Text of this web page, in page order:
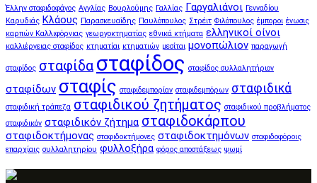
Έλλην σταφιδοφάγος Αγγλίας Βουρλούμης Γαλλίας Γαργαλιάνοι Γενναδίου
Καρυδιάς Κλάους Παρασκευαΐδης Παυλόπουλος Στρέιτ Φιλόπουλος έμποροι ένωσις
καρπών Καλλιφόρνιας γεωργοκτηματίας εθνικά κτήματα ελληνικοί οίνοι
καλλιέργειας σταφίδος κτηματίαι κτηματιών μεσίται μονοπώλιον παραγωγή
σταφίδος σταφίδα σταφίδος σταφίδος συλλαλητήριον
σταφίδων σταφίς σταφιδεμπορίαν σταφιδεμπόρων σταφιδικά
σταφιδική τράπεζα σταφιδικού ζητήματος σταφιδικού προβλήματος
σταφιδικόν σταφιδικόν ζήτημα σταφιδοκάρπου
σταφιδοκτήμονας σταφιδοκτήμονες σταφιδοκτημόνων σταφιδοφόροις
επαρχίαις συλλαλητηρίου φυλλοξήρα φόρος αποστάξεως ψωμί